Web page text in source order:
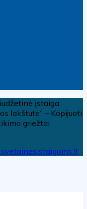
įstaiga
lakštutė“ – Kopijuoti
griežtai